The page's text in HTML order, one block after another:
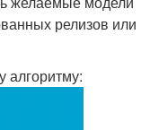
релизов или
алгоритму: